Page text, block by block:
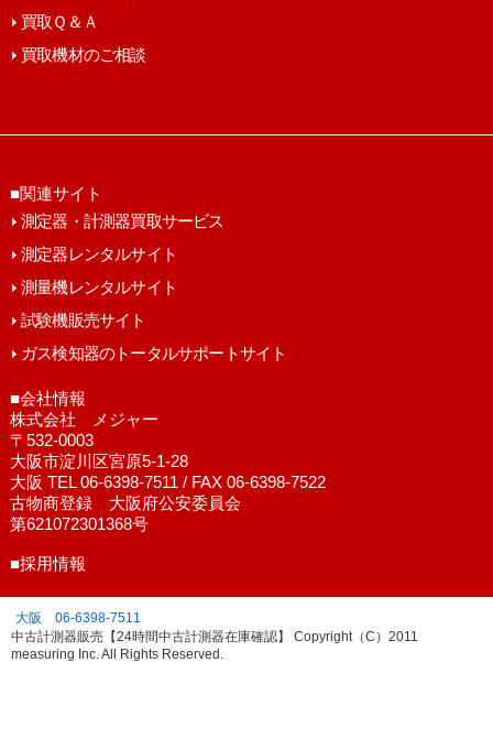
買取Ｑ＆Ａ
買取機材のご相談
■関連サイト
測定器・計測器買取サービス
測定器レンタルサイト
測量機レンタルサイト
試験機販売サイト
ガス検知器のトータルサポートサイト
■会社情報
株式会社 メジャー
〒532-0003
大阪市淀川区宮原5-1-28
大阪 TEL 06-6398-7511 / FAX 06-6398-7522
古物商登録 大阪府公安委員会
第621072301368号
■採用情報
大阪 06-6398-7511
中古計測器販売【24時間中古計測器在庫確認】 Copyright（C）2011
measuring Inc. All Rights Reserved.